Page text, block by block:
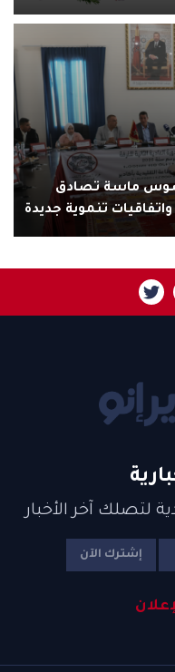
لسوس ماسة تصادق
تنموية جديدة
لتصلك آخر الأخبار
إشترك الآن